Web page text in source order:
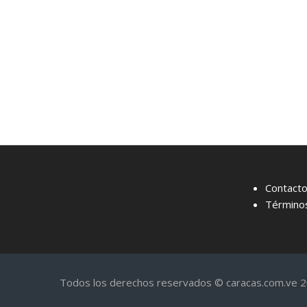
Contacto
Todos los derechos reservados © caracas.com.ve